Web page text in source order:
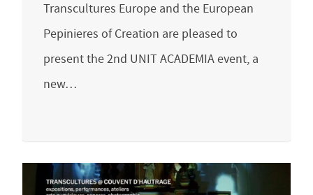
Transcultures Europe and the European
Pepinieres of Creation are pleased to
present the 2nd UNIT ACADEMIA event, a
new…